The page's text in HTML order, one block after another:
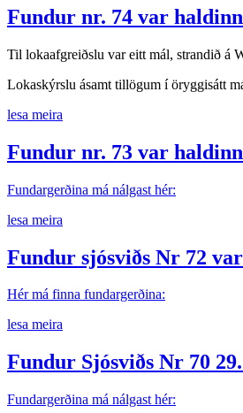
Fundur nr. 74 var
Til lokaafgreiðslu var eitt mál, strandið á
Lokaskýrslu ásamt tillögum í öryggisátt
lesa meira
Fundur nr. 73 var
Fundargerðina má nálgast hér:
lesa meira
Fundur sjósviðs Nr 72
Hér má finna fundargerðina:
lesa meira
Fundur Sjósviðs Nr 70
Fundargerðina má nálgast hér: